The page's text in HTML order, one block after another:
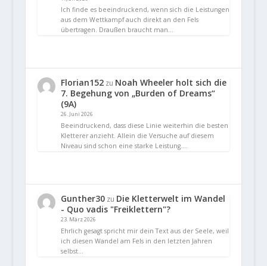
Ich finde es beeindruckend, wenn sich die Leistungen
aus dem Wettkampf auch direkt an den Fels
übertragen. Draußen braucht man…
Florian152zu Noah Wheeler holt sich die
7. Begehung von „Burden of Dreams“
(9A)
26. Juni 2026
Beeindruckend, dass diese Linie weiterhin die besten
Kletterer anzieht. Allein die Versuche auf diesem
Niveau sind schon eine starke Leistung.…
Gunther30zu Die Kletterwelt im Wandel
- Quo vadis "Freiklettern"?
23. März 2026
Ehrlich gesagt spricht mir dein Text aus der Seele, weil
ich diesen Wandel am Fels in den letzten Jahren
selbst…